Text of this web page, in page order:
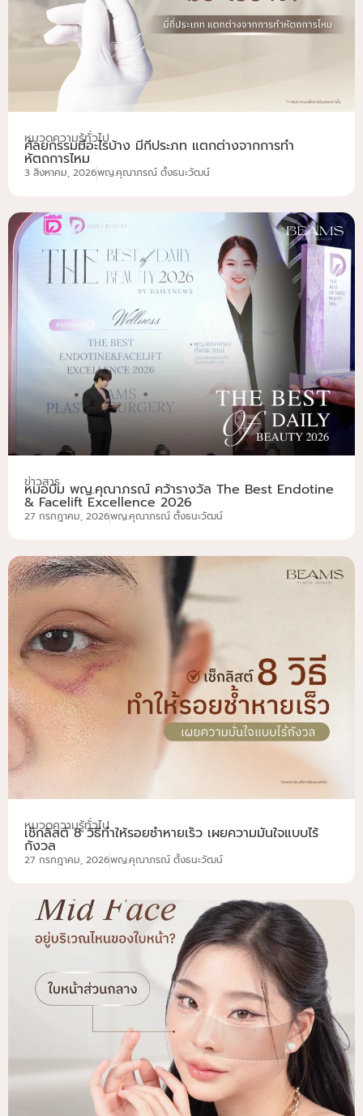
หมวดความรู้ทั่วไป
ศัลยกรรมมีอะไรบ้าง มี่กี่ประภท แตกต่างจากการทำ
หัตถการไหม
3 สิงหาคม, 2026พญ.คุณาภรณ์ ตั้งธนะวัฒน์
ข่าวสาร
หมอบีม พญ.คุณาภรณ์ คว้ารางวัล The Best Endotine
& Facelift Excellence 2026
27 กรกฎาคม, 2026พญ.คุณาภรณ์ ตั้งธนะวัฒน์
หมวดความรู้ทั่วไป
เช็กลิสต์ 8 วิธีทำให้รอยช้ำหายเร็ว เผยความมั่นใจแบบไร้
กังวล
27 กรกฎาคม, 2026พญ.คุณาภรณ์ ตั้งธนะวัฒน์